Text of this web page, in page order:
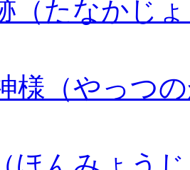
（たなかじ
様（やっつ